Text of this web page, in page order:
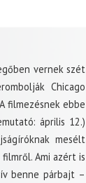
vernek szét
Chicago
filmezésnek ebbe
április 12.)
mesélt
Ami azért is
benne párbajt –